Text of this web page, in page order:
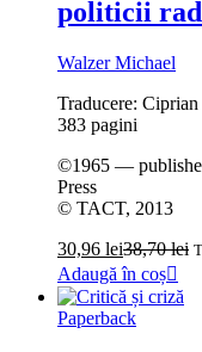
politicii
Walzer Michael
Traducere: Ciprian
383 pagini
©1965 —
Press
© TACT, 2013
30,96 lei38,70lei
Adaugă în coș
Paperback